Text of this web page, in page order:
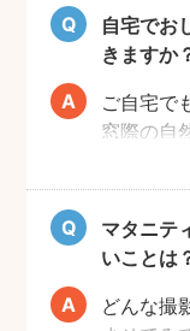
いらっし
い」「素
多いよう
fotowaで
で、ご夫
フォトを
ご近所の
肌をみ
撮影時間
能です。
自宅でお
きますか
ご自宅で
窓際の自
撮影す
お片付け
場所周辺
です。
マタニテ
いことは
どんな撮